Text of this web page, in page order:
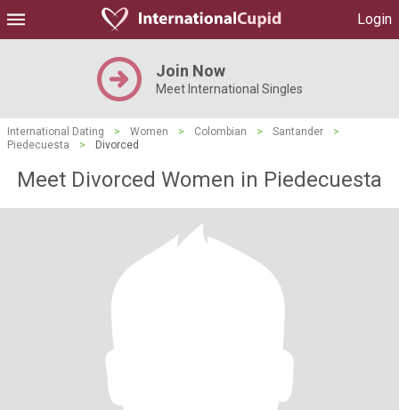
Login
Join Now
Meet International Singles
International Dating > Women > Colombian > Santander
>
Piedecuesta
> Divorced
Meet Divorced Women in Piedecuesta